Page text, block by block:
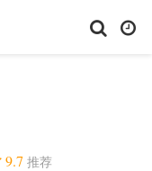
短剧大全 体育
9.7 推荐